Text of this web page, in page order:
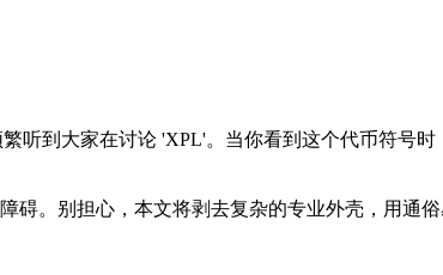
到大家在讨论 'XPL'。当你看到这个代币符号时
碍。别担心，本文将剥去复杂的专业外壳，用通